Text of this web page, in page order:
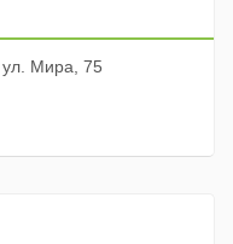
ул. Мира, 75